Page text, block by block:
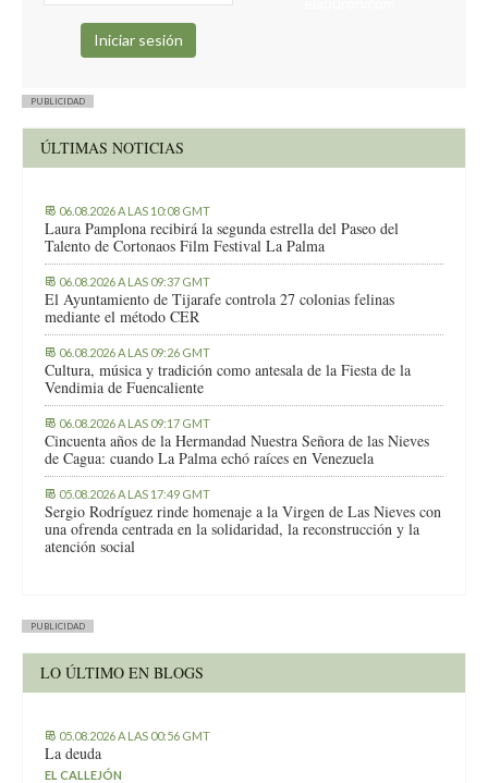
PUBLICIDAD
ÚLTIMAS NOTICIAS
06.08.2026 A LAS 10:08 GMT
Laura Pamplona recibirá la segunda estrella del Paseo del
Talento de Cortonaos Film Festival La Palma
06.08.2026 A LAS 09:37 GMT
El Ayuntamiento de Tijarafe controla 27 colonias felinas
mediante el método CER
06.08.2026 A LAS 09:26 GMT
Cultura, música y tradición como antesala de la Fiesta de la
Vendimia de Fuencaliente
06.08.2026 A LAS 09:17 GMT
Cincuenta años de la Hermandad Nuestra Señora de las Nieves
de Cagua: cuando La Palma echó raíces en Venezuela
05.08.2026 A LAS 17:49 GMT
Sergio Rodríguez rinde homenaje a la Virgen de Las Nieves con
una ofrenda centrada en la solidaridad, la reconstrucción y la
atención social
PUBLICIDAD
LO ÚLTIMO EN BLOGS
05.08.2026 A LAS 00:56 GMT
La deuda
EL CALLEJÓN